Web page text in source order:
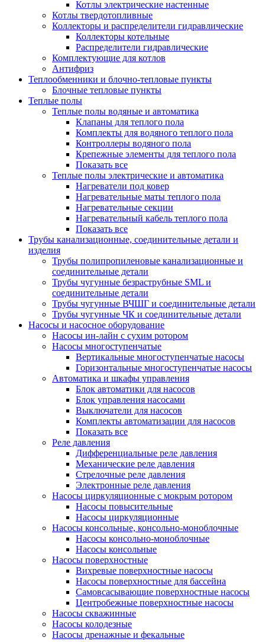
Котлы электрические настенные
Котлы твердотопливные
Коллекторы и распределители гидравлические
Коллекторы котельные
Распределители гидравлические
Комплектующие для котлов
Антифриз
Теплообменники и блочно-тепловые пункты
Блочные тепловые пункты
Теплые полы
Теплые полы водяные и автоматика
Клапаны для теплого пола
Комплекты для водяного теплого пола
Контроллеры водяного пола
Крепежные элементы для теплого пола
Показать все
Теплые полы электрические и автоматика
Нагреватели под ковер
Нагревательные маты теплого пола
Нагревательные секции
Нагревательный кабель теплого пола
Показать все
Трубы канализационные, соединительные детали и
изделия
Трубы полипропиленовые канализационные и
соединительные детали
Трубы чугунные безраструбные SML и
соединительные детали
Трубы чугунные ВЧШГ и соединительные детали
Трубы чугунные ЧК и соединительные детали
Насосы и насосное оборудование
Насосы ин-лайн с сухим ротором
Насосы многоступенчатые
Вертикальные многоступенчатые насосы
Горизонтальные многоступенчатые насосы
Автоматика и шкафы управления
Блок автоматики для насосов
Блок управления насосами
Выключатели для насосов
Комплекты автоматизации для насосов
Показать все
Реле давления
Дифференциальные реле давления
Механические реле давления
Стрелочные реле давления
Электронные реле давления
Насосы циркуляционные с мокрым ротором
Насосы повысительные
Насосы циркуляционные
Насосы консольные, консольно-моноблочные
Насосы консольно-моноблочные
Насосы консольные
Насосы поверхностные
Вихревые поверхностные насосы
Насосы поверхностные для бассейна
Самовсасывающие поверхностные насосы
Центробежные поверхностные насосы
Насосы скважинные
Насосы колодезные
Насосы дренажные и фекальные